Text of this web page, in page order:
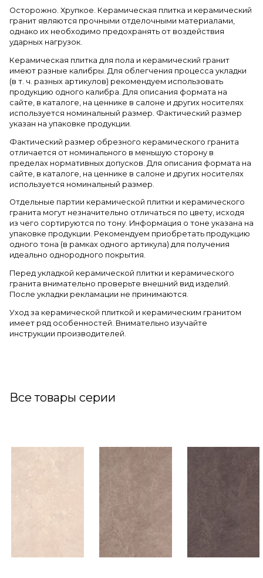
Осторожно. Хрупкое. Керамическая плитка и керамический
гранит являются прочными отделочными материалами,
однако их необходимо предохранять от воздействия
ударных нагрузок.
Керамическая плитка для пола и керамический гранит
имеют разные калибры. Для облегчения процесса укладки
(в т. ч. разных артикулов) рекомендуем использовать
продукцию одного калибра. Для описания формата на
сайте, в каталоге, на ценнике в салоне и других носителях
используется номинальный размер. Фактический размер
указан на упаковке продукции.
Фактический размер обрезного керамического гранита
отличается от номинального в меньшую сторону в
пределах нормативных допусков. Для описания формата на
сайте, в каталоге, на ценнике в салоне и других носителях
используется номинальный размер.
Отдельные партии керамической плитки и керамического
гранита могут незначительно отличаться по цвету, исходя
из чего сортируются по тону. Информация о тоне указана на
упаковке продукции. Рекомендуем приобретать продукцию
одного тона (в рамках одного артикула) для получения
идеально однородного покрытия.
Перед укладкой керамической плитки и керамического
гранита внимательно проверьте внешний вид изделий.
После укладки рекламации не принимаются.
Уход за керамической плиткой и керамическим гранитом
имеет ряд особенностей. Внимательно изучайте
инструкции производителей.
Все товары серии